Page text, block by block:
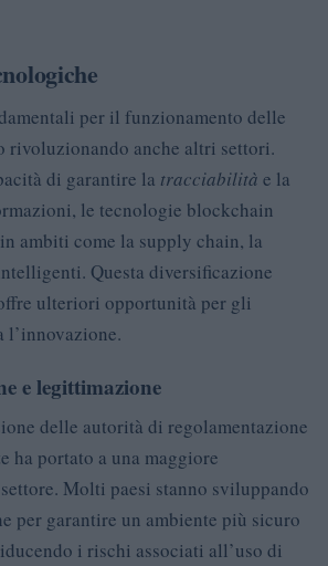
per il funzionamento delle
rivoluzionando anche altri settori.
di garantire la tracciabilità e la
le tecnologie blockchain
ambiti come la supply chain, la
Questa diversificazione
ulteriori opportunità per gli
l’innovazione.
e legittimazione
delle autorità di regolamentazione
ha portato a una maggiore
Molti paesi stanno sviluppando
per garantire un ambiente più sicuro
i rischi associati all’uso di